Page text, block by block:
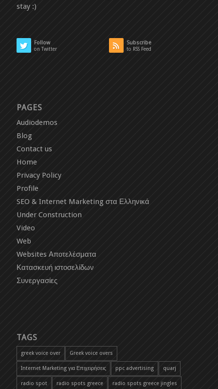
stay :)
Follow
on Twitter
Subscribe
to RSS Feed
PAGES
Audiodemos
Blog
Contact us
Home
Privacy Policy
Profile
SEO & Internet Marketing στα Ελληνικά
Under Construction
Video
Web
Websites Αποτελέσματα
Κατασκευή ιστοσελίδων
Συνεργασίες
TAGS
greek voice over Greek voice overs
Internet Marketing για Επιχειρήσεις ppc advertising quarj
radio spot radio spots greece radio spots greece jingles